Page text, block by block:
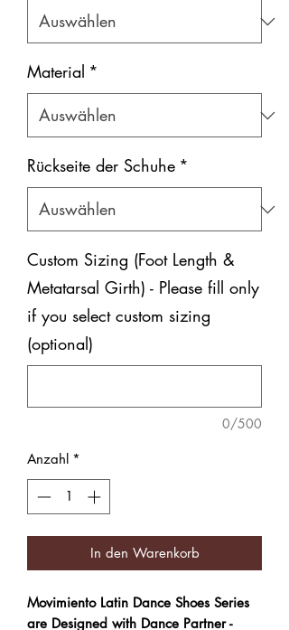
Material *
Rückseite der Schuhe *
Custom Sizing (Foot Length &
Metatarsal Girth) - Please fill only
if you select custom sizing
(optional)
0/500
Anzahl *
In den Warenkorb
Movimiento Latin Dance Shoes Series
are Designed with Dance Partner -